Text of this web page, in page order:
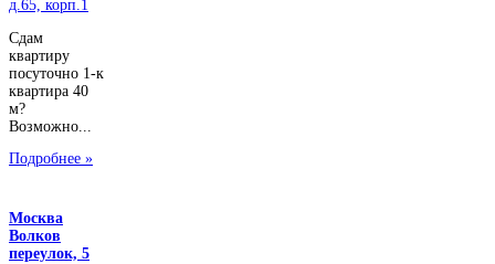
Сдам
квартиру
посуточно 1-к
квартира 40
м?
Возможно...
Подробнее »
Москва
Волков
переулок, 5